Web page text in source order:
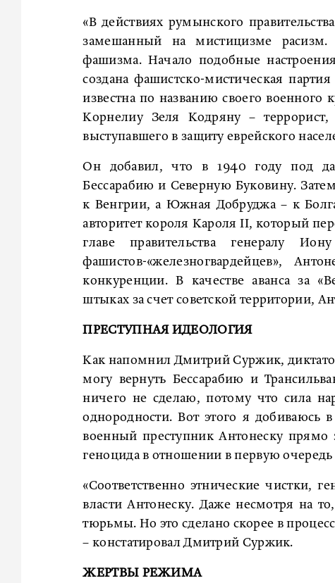
«В действиях румынского
замешанный на мистицизме расизм.
фашизма. Начало подобные
создана фашистско-мистическая
известна по названию своего военного
Корнелиу Зеля Кодряну –
выступавшего в защиту еврейского
Он добавил, что в 1940 году под
Бессарабию и Северную Буковину.
к Венгрии, а Южная Добруджа – к
авторитет короля Кароля II, который
главе правительства генералу
фашистов-«железногвардейцев»,
конкуренции. В качестве аванса за
штыках за счет советской территории,
ПРЕСТУПНАЯ ИДЕОЛОГИЯ
Как напомнил Дмитрий Суржик,
могу вернуть Бессарабию и
ничего не сделаю, потому что сила
однородности. Вот этого я добиваюсь
военный преступник Антонеску прямо
геноцида в отношении в первую
«Соответственно этнические чистки,
власти Антонеску. Даже несмотря на
тюрьмы. Но это сделано скорее в
– констатировал Дмитрий Суржик.
ЖЕРТВЫ РЕЖИМА